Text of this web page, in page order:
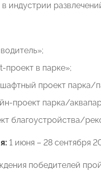
индустрии
в парке»;
проект парка/
проект парка/
благоустройства/
1 июня – 28 сентября
победителей